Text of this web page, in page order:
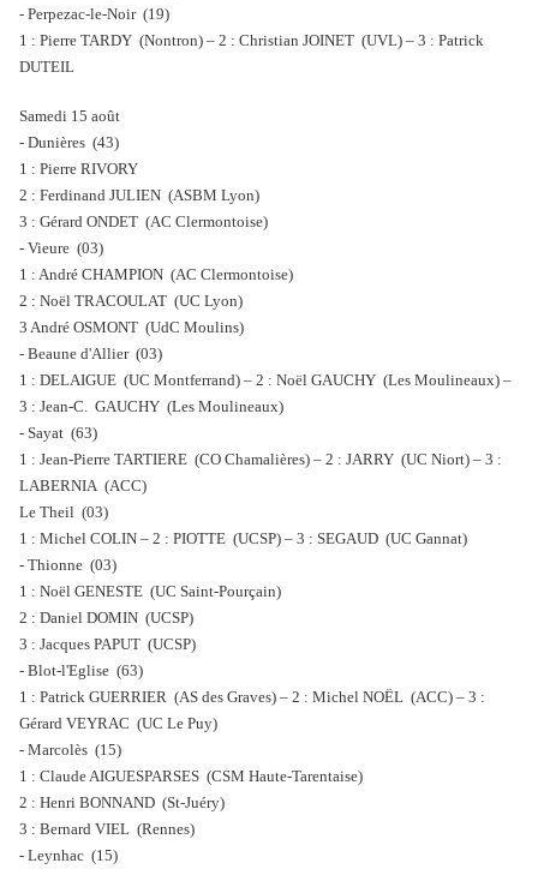
- Perpezac-le-Noir (19)
1 : Pierre TARDY (Nontron) – 2 : Christian JOINET (UVL) – 3 : Patrick
DUTEIL
Samedi 15 août
- Dunières (43)
1 : Pierre RIVORY
2 : Ferdinand JULIEN (ASBM Lyon)
3 : Gérard ONDET (AC Clermontoise)
- Vieure (03)
1 : André CHAMPION (AC Clermontoise)
2 : Noël TRACOULAT (UC Lyon)
3 André OSMONT (UdC Moulins)
- Beaune d'Allier (03)
1 : DELAIGUE (UC Montferrand) – 2 : Noël GAUCHY (Les Moulineaux) –
3 : Jean-C. GAUCHY (Les Moulineaux)
- Sayat (63)
1 : Jean-Pierre TARTIERE (CO Chamalières) – 2 : JARRY (UC Niort) – 3 :
LABERNIA (ACC)
Le Theil (03)
1 : Michel COLIN – 2 : PIOTTE (UCSP) – 3 : SEGAUD (UC Gannat)
- Thionne (03)
1 : Noël GENESTE (UC Saint-Pourçain)
2 : Daniel DOMIN (UCSP)
3 : Jacques PAPUT (UCSP)
- Blot-l'Eglise (63)
1 : Patrick GUERRIER (AS des Graves) – 2 : Michel NOËL (ACC) – 3 :
Gérard VEYRAC (UC Le Puy)
- Marcolès (15)
1 : Claude AIGUESPARSES (CSM Haute-Tarentaise)
2 : Henri BONNAND (St-Juéry)
3 : Bernard VIEL (Rennes)
- Leynhac (15)